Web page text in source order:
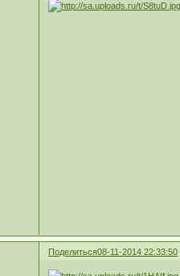
Поделиться08-11-2014 22:33:50